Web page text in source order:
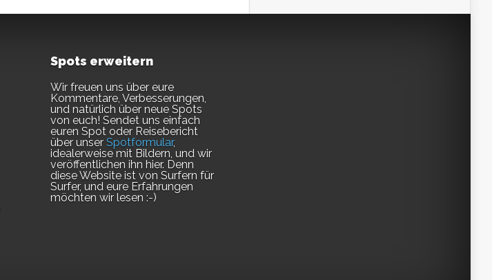
Spots erweitern
Wir freuen uns über eure
Kommentare, Verbesserungen,
und natürlich über neue Spots
von euch! Sendet uns einfach
euren Spot oder Reisebericht
über unser Spotformular,
idealerweise mit Bildern, und wir
veröffentlichen ihn hier. Denn
diese Website ist von Surfern für
Surfer, und eure Erfahrungen
möchten wir lesen :-)